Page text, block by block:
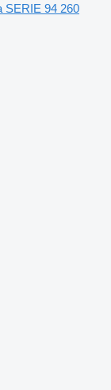
SERIE 94 260